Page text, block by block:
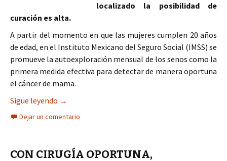
localizado la posibilidad de
curación es alta.
A partir del momento en que las mujeres cumplen 20 años
de edad, en el Instituto Mexicano del Seguro Social (IMSS) se
promueve la autoexploración mensual de los senos como la
primera medida efectiva para detectar de manera oportuna
el cáncer de mama.
Sigue leyendo La detección oportuna del cáncer de mama
→
Dejar un comentario
CON CIRUGÍA OPORTUNA,